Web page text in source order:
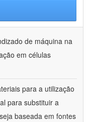
de máquina na
em células
para a utilização
para substituir a
baseada em fontes